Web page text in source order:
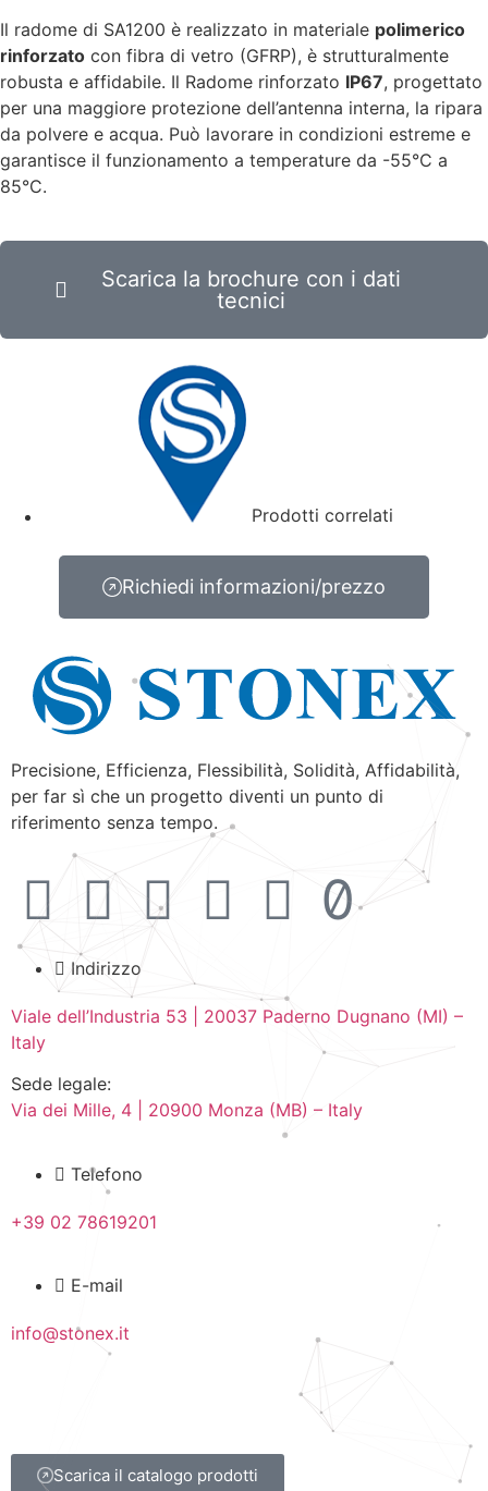
Il radome di SA1200 è realizzato in materiale polimerico
rinforzato con fibra di vetro (GFRP), è strutturalmente
robusta e affidabile. Il Radome rinforzato IP67, progettato
per una maggiore protezione dell’antenna interna, la ripara
da polvere e acqua. Può lavorare in condizioni estreme e
garantisce il funzionamento a temperature da -55°C a
85°C.
Scarica la brochure con i dati
tecnici
Prodotti correlati
Richiedi informazioni/prezzo
Precisione, Efficienza, Flessibilità, Solidità, Affidabilità,
per far sì che un progetto diventi un punto di
riferimento senza tempo.
Indirizzo
Viale dell’Industria 53 | 20037 Paderno Dugnano (MI) –
Italy
Sede legale:
Via dei Mille, 4 | 20900 Monza (MB) – Italy
Telefono
+39 02 78619201
E-mail
info@stonex.it
Scarica il catalogo prodotti